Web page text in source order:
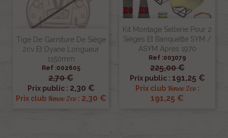
Tige De Garniture De Siège
2cv Et Dyane Longueur
1150mm
Ref :002605
2,70 €
Prix public : 2,30 €
Prix club Renov 2cv: 2,30 €
Kit Montage Sellerie Pour 2
Sièges Et Banquette SYM /
ASYM Apres 1970
Ref :003079
225,00 €
Prix public : 191,25 €
Prix club Renov 2cv:
191,25 €